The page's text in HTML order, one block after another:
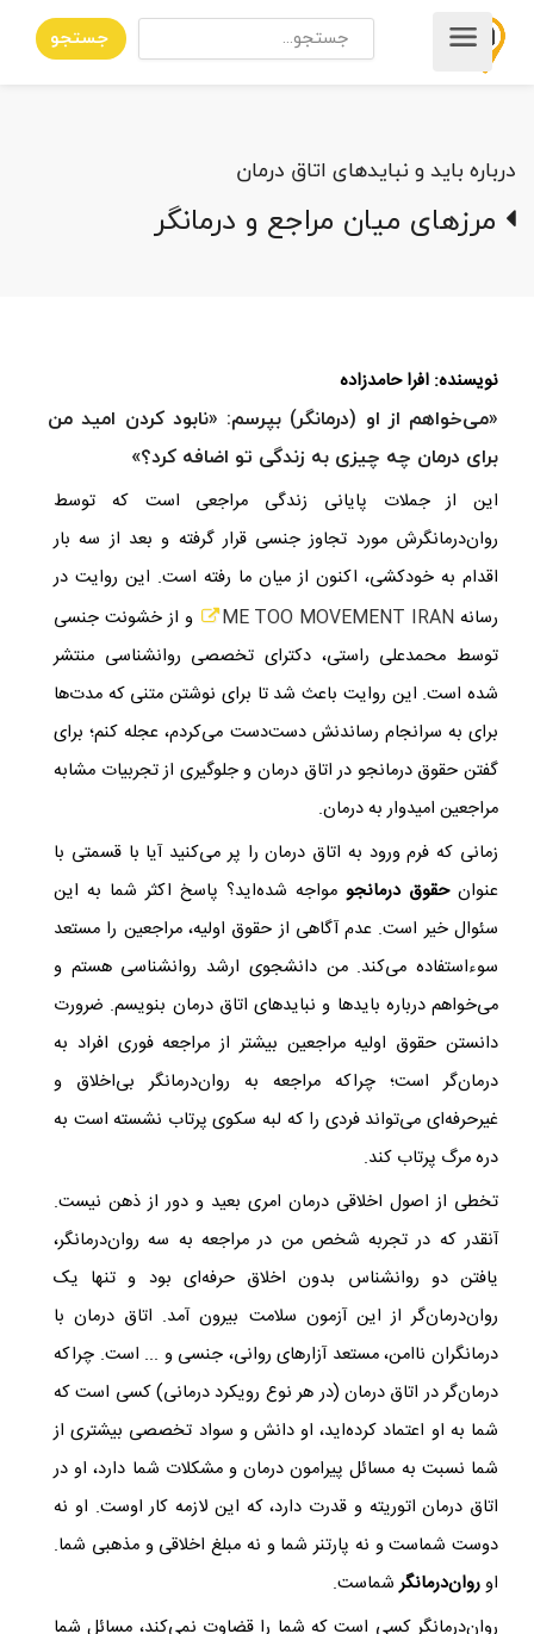
جستجو
درباره باید و نبایدهای اتاق درمان
مرزهای میان مراجع و درمانگر
نویسنده: افرا حامدزاده
«می‌خواهم از او (درمانگر) بپرسم: «نابود کردن امید من
برای درمان چه چیزی به زندگی تو اضافه کرد؟»
این از جملات پایانی زندگی مراجعی است که توسط
روان‌درمانگرش مورد تجاوز جنسی قرار گرفته و بعد از سه بار
اقدام به خودکشی، اکنون از میان ما رفته است. این روایت در
رسانه ME TOO MOVEMENT IRAN
و از خشونت جنسی
توسط محمدعلی راستی، دکترای تخصصی روانشناسی منتشر
شده است. این روایت باعث شد تا برای نوشتن متنی که مدت‌ها
برای به‌ سرانجام رساندنش دست‌دست می‌کردم، عجله کنم؛ برای
گفتن حقوق درمانجو در اتاق درمان و جلوگیری از تجربیات مشابه
مراجعین امیدوار به درمان.
زمانی که فرم ورود به اتاق درمان را پر می‌کنید آیا با قسمتی با
عنوانحقوق درمانجو مواجه شده‌اید؟ پاسخ اکثر شما به این
سئوال خیر است. عدم آگاهی از حقوق اولیه، مراجعین را مستعد
سوءاستفاده می‌کند. من دانشجوی ارشد روانشناسی هستم و
می‌خواهم درباره بایدها و نبایدهای اتاق درمان بنویسم. ضرورت
دانستن حقوق اولیه مراجعین بیشتر از مراجعه فوری افراد به
درمان‌گر است؛ چراکه مراجعه به روان‌درمانگر بی‌اخلاق و
غیرحرفه‌ای می‌تواند فردی را که لبه سکوی پرتاب نشسته است به
دره مرگ پرتاب کند.
تخطی از اصول اخلاقی درمان امری بعید و دور از ذهن نیست.
آنقدر که در تجربه شخص من در مراجعه به سه روان‌درمانگر،
یافتن دو روانشناس بدون اخلاق حرفه‌ای بود و تنها یک
روان‌درمان‌گر از این آزمون سلامت بیرون آمد. اتاق درمان با
درمانگران ناامن، مستعد آزارهای روانی، جنسی و ... است. چراکه
درمان‌گر در اتاق درمان (در هر نوع رویکرد درمانی) کسی است که
شما به او اعتماد کرده‌اید، او دانش و سواد تخصصی بیشتری از
شما نسبت به مسائل پیرامون درمان و مشکلات شما دارد، او در
اتاق درمان اتوریته و قدرت دارد، که این لازمه کار اوست. او نه
دوست شماست و نه پارتنر شما و نه مبلغ اخلاقی و مذهبی شما.
اوروان‌درمانگرشماست.
روان‌درمانگر کسی است که شما را قضاوت نمی‌کند، مسائل شما